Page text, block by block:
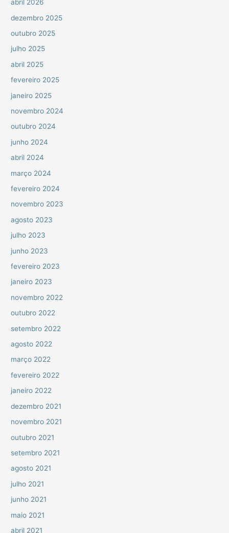
abril 2026
dezembro 2025
outubro 2025
julho 2025
abril 2025
fevereiro 2025
janeiro 2025
novembro 2024
outubro 2024
junho 2024
abril 2024
março 2024
fevereiro 2024
novembro 2023
agosto 2023
julho 2023
junho 2023
fevereiro 2023
janeiro 2023
novembro 2022
outubro 2022
setembro 2022
agosto 2022
março 2022
fevereiro 2022
janeiro 2022
dezembro 2021
novembro 2021
outubro 2021
setembro 2021
agosto 2021
julho 2021
junho 2021
maio 2021
abril 2021